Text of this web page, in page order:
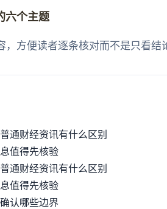
六个主题
方便读者逐条核对而不是只看结
通财经资讯有什么区别
值得先核验
通财经资讯有什么区别
值得先核验
认哪些边界